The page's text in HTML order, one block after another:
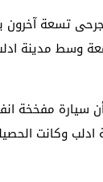
تسعة آخرون
وسط مدينة
سيارة مفخخة
وكانت